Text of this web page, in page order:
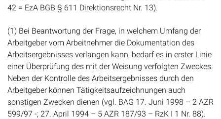
42 = EzA BGB § 611 Direktionsrecht Nr. 13).
(1) Bei Beantwortung der Frage, in welchem Umfang der
Arbeitgeber vom Arbeitnehmer die Dokumentation des
Arbeitsergebnisses verlangen kann, bedarf es in erster Linie
einer Überprüfung des mit der Weisung verfolgten Zweckes.
Neben der Kontrolle des Arbeitsergebnisses durch den
Arbeitgeber können Tätigkeitsaufzeichnungen auch
sonstigen Zwecken dienen (vgl. BAG 17. Juni 1998 – 2 AZR
599/97 -; 27. April 1994 – 5 AZR 187/93 – RzK I 1 Nr. 88).